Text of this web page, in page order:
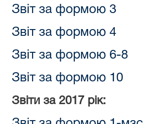
Звіт за формою 3
Звіт за формою 4
Звіт за формою 6-8
Звіт за формою 10
Звіти за 2017 рік: